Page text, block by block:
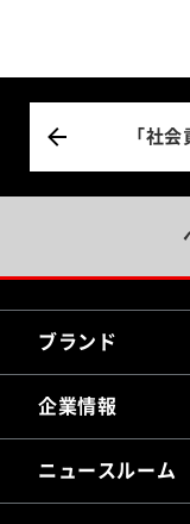
「社
ブランド
企業情報
ニュースルーム